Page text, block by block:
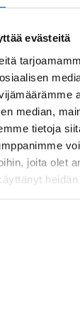
evästeitä
median,
tietoja
joita olet
heidän
>
PUISTOT
on